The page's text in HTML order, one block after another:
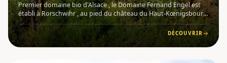
Premier domaine bio d'Alsace , le Domaine Fernand Engel est
établi à Rorschwihr , au pied du château du Haut-Kœnigsbourg
, sur la célèbre Route des Vins d'Alsace . Son vignoble de plus de
62 hectares , conduit en agriculture biologique et bDÉCOUVRIR